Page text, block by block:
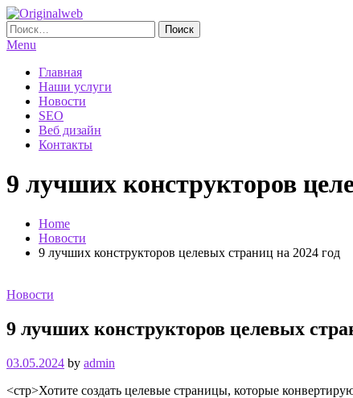
Skip
To
Content
Originalweb
Создание и продвижение сайтов
Найти:
Menu
Главная
Наши услуги
Новости
SEO
Веб дизайн
Контакты
9 лучших конструкторов
Home
Новости
9 лучших конструкторов целевых страниц на 2024 год
Новости
9 лучших конструкторов целевых
03.05.2024 by admin
<стр>Хотите создать целевые страницы, которые